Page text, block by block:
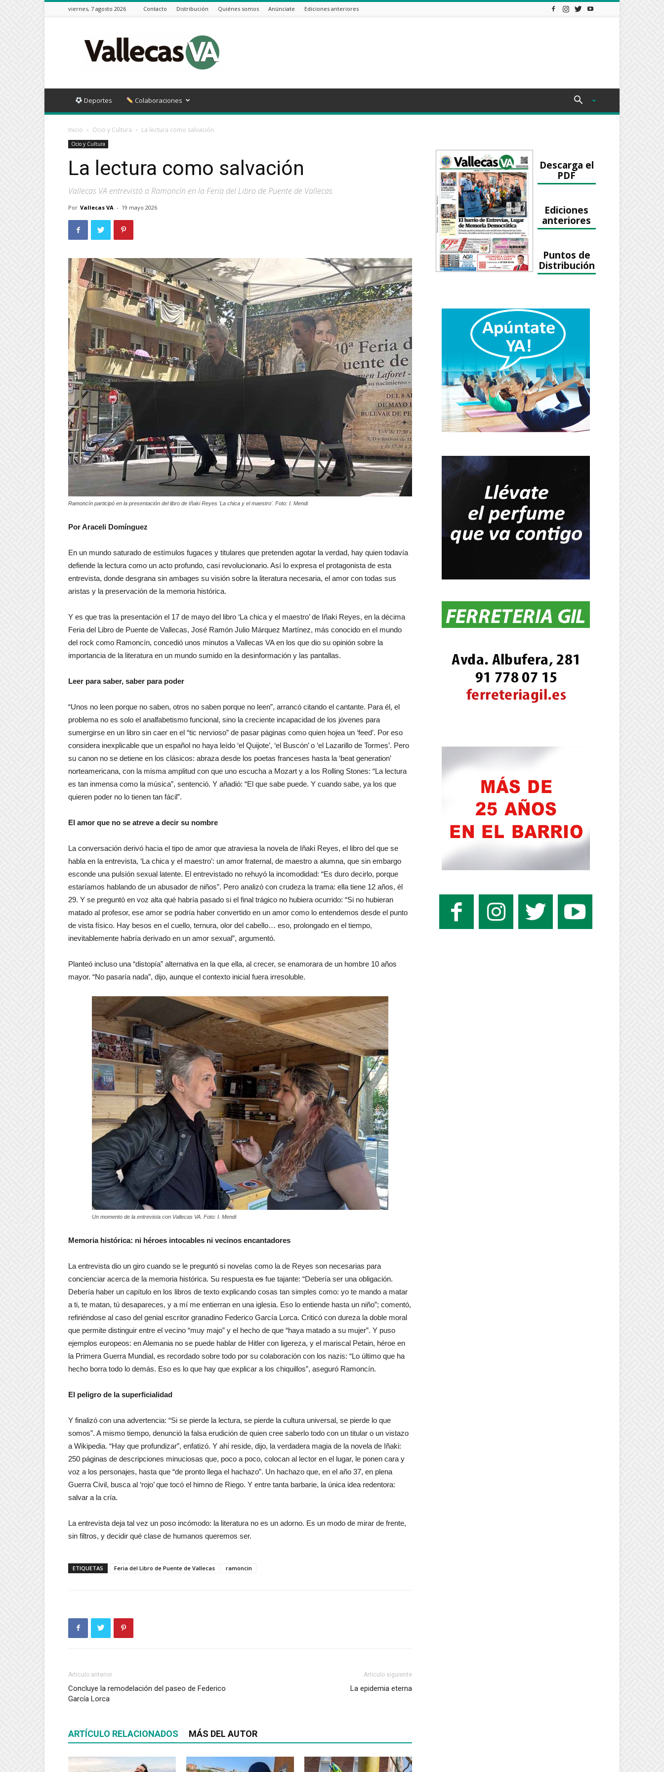
viernes, 7 agosto 2026 Contacto Distribución Quiénes somos Anúnciate Ediciones anteriores
VA
Deportes Colaboraciones
Inicio Ocio y Cultura La lectura como salvación
Ocio y Cultura
La lectura como salvación
Vallecas VA entrevistó a Ramoncín en la Feria del Libro de Puente de Vallecas
Por Vallecas VA - 19 mayo 2026
Ramoncín participó en la presentación del libro de Iñaki Reyes 'La chica y el maestro'. Foto: I. Mendi
Por Araceli Domínguez
En un mundo saturado de estímulos fugaces y titulares que pretenden agotar la verdad, hay quien todavía
defiende la lectura como un acto profundo, casi revolucionario. Así lo expresa el protagonista de esta
entrevista, donde desgrana sin ambages su visión sobre la literatura necesaria, el amor con todas sus
aristas y la preservación de la memoria histórica.
Y es que tras la presentación el 17 de mayo del libro ‘La chica y el maestro’ de Iñaki Reyes, en la décima
Feria del Libro de Puente de Vallecas, José Ramón Julio Márquez Martínez, más conocido en el mundo
del rock como Ramoncín, concedió unos minutos a Vallecas VA en los que dio su opinión sobre la
importancia de la literatura en un mundo sumido en la desinformación y las pantallas.
Leer para saber, saber para poder
“Unos no leen porque no saben, otros no saben porque no leen”, arrancó citando el cantante. Para él, el
problema no es solo el analfabetismo funcional, sino la creciente incapacidad de los jóvenes para
sumergirse en un libro sin caer en el “tic nervioso” de pasar páginas como quien hojea un ‘feed’. Por eso
considera inexplicable que un español no haya leído ‘el Quijote’, ‘el Buscón’ o ‘el Lazarillo de Tormes’. Pero
su canon no se detiene en los clásicos: abraza desde los poetas franceses hasta la ‘beat generation’
norteamericana, con la misma amplitud con que uno escucha a Mozart y a los Rolling Stones: “La lectura
es tan inmensa como la música”, sentenció. Y añadió: “El que sabe puede. Y cuando sabe, ya los que
quieren poder no lo tienen tan fácil”.
El amor que no se atreve a decir su nombre
La conversación derivó hacia el tipo de amor que atraviesa la novela de Iñaki Reyes, el libro del que se
habla en la entrevista, ‘La chica y el maestro’: un amor fraternal, de maestro a alumna, que sin embargo
esconde una pulsión sexual latente. El entrevistado no rehuyó la incomodidad: “Es duro decirlo, porque
estaríamos hablando de un abusador de niños”. Pero analizó con crudeza la trama: ella tiene 12 años, él
29. Y se preguntó en voz alta qué habría pasado si el final trágico no hubiera ocurrido: “Si no hubieran
matado al profesor, ese amor se podría haber convertido en un amor como lo entendemos desde el punto
de vista físico. Hay besos en el cuello, ternura, olor del cabello… eso, prolongado en el tiempo,
inevitablemente habría derivado en un amor sexual”, argumentó.
Planteó incluso una “distopía” alternativa en la que ella, al crecer, se enamorara de un hombre 10 años
mayor. “No pasaría nada”, dijo, aunque el contexto inicial fuera irresoluble.
Un momento de la entrevista con Vallecas VA. Foto: I. Mendi
Memoria histórica: ni héroes intocables ni vecinos encantadores
La entrevista dio un giro cuando se le preguntó si novelas como la de Reyes son necesarias para
concienciar acerca de la memoria histórica. Su respuesta es fue tajante: “Debería ser una obligación.
Debería haber un capítulo en los libros de texto explicando cosas tan simples como: yo te mando a matar
a ti, te matan, tú desapareces, y a mí me entierran en una iglesia. Eso lo entiende hasta un niño”; comentó,
refiriéndose al caso del genial escritor granadino Federico García Lorca. Criticó con dureza la doble moral
que permite distinguir entre el vecino “muy majo” y el hecho de que “haya matado a su mujer”. Y puso
ejemplos europeos: en Alemania no se puede hablar de Hitler con ligereza, y el mariscal Petain, héroe en
la Primera Guerra Mundial, es recordado sobre todo por su colaboración con los nazis: “Lo último que ha
hecho borra todo lo demás. Eso es lo que hay que explicar a los chiquillos”, aseguró Ramoncín.
El peligro de la superficialidad
Y finalizó con una advertencia: “Si se pierde la lectura, se pierde la cultura universal, se pierde lo que
somos”. A mismo tiempo, denunció la falsa erudición de quien cree saberlo todo con un titular o un vistazo
a Wikipedia. “Hay que profundizar”, enfatizó. Y ahí reside, dijo, la verdadera magia de la novela de Iñaki:
250 páginas de descripciones minuciosas que, poco a poco, colocan al lector en el lugar, le ponen cara y
voz a los personajes, hasta que “de pronto llega el hachazo”. Un hachazo que, en el año 37, en plena
Guerra Civil, busca al ‘rojo’ que tocó el himno de Riego. Y entre tanta barbarie, la única idea redentora:
salvar a la cría.
La entrevista deja tal vez un poso incómodo: la literatura no es un adorno. Es un modo de mirar de frente,
sin filtros, y decidir qué clase de humanos queremos ser.
ETIQUETAS Feria del Libro de Puente de Vallecas ramoncin
Artículo anterior
Concluye la remodelación del paseo de Federico
García Lorca
Artículo siguiente
La epidemia eterna
ARTÍCULO RELACIONADOS MÁS DEL AUTOR
Descarga el
PDF
Ediciones
anteriores
Puntos de
Distribución